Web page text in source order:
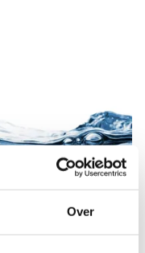
Over